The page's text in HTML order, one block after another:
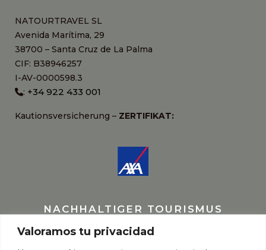
Valoramos tu privacidad
NATOURTRAVEL SL
Avenida Marítima, 29
38700 – Santa Cruz de La Palma
CIF: B38946257
I-AV-0000598.3
: +34 922 433 001
Kautionsversicherung – ZERTIFIKAT:
NACHHALTIGER TOURISMUS